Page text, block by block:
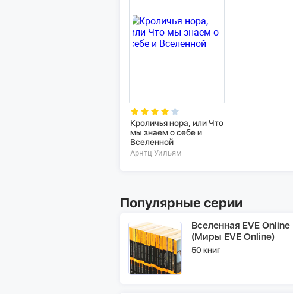
Кроличья нора, или Что
мы знаем о себе и
Вселенной
Арнтц Уильям
Популярные серии
Вселенная EVE Online
(Миры EVE Online)
50 книг